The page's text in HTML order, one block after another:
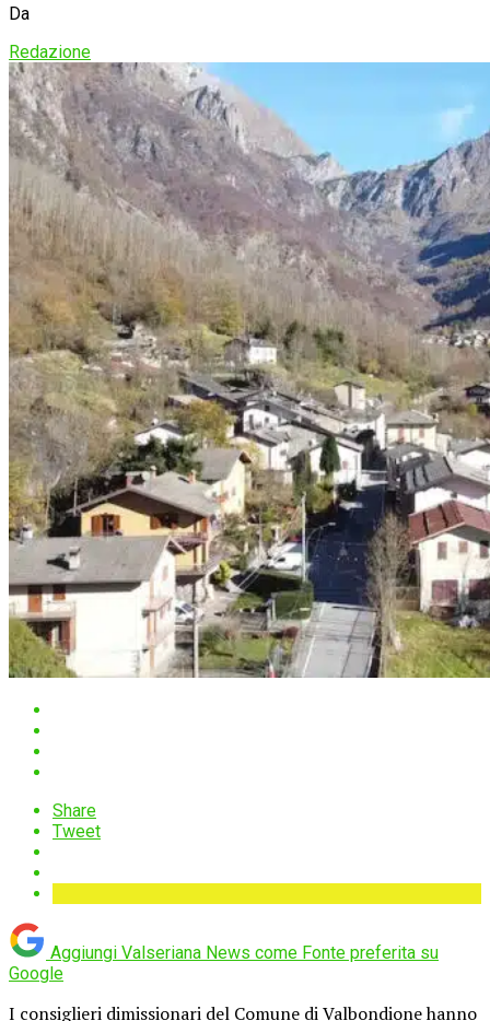
Da
Redazione
Share
Tweet
Aggiungi Valseriana News come Fonte preferita su
Google
I consiglieri dimissionari del Comune diValbondionehanno